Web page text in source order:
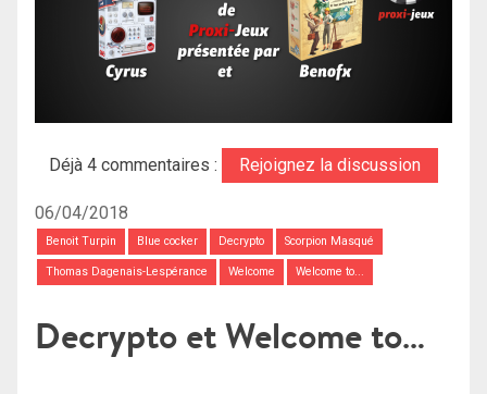
Déjà 4 commentaires : Rejoignez la discussion
06/04/2018
Benoit Turpin Blue cocker Decrypto Scorpion Masqué
Thomas Dagenais-Lespérance Welcome Welcome to...
Decrypto et Welcome to…